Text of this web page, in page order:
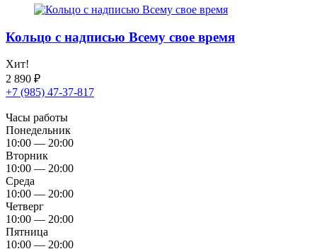
Кольцо с надписью Всему свое время
Хит!
2 890 ₽
+7 (985) 47-37-817
Часы работы
Понедельник
10:00 — 20:00
Вторник
10:00 — 20:00
Среда
10:00 — 20:00
Четверг
10:00 — 20:00
Пятница
10:00 — 20:00